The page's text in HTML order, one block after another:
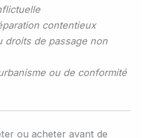
contentieux
droits de passage non
ou de conformité
ou acheter avant de